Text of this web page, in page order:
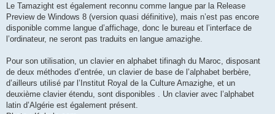
Le Tamazight est également reconnu comme langue par la Release
Preview de Windows 8 (version quasi définitive), mais n’est pas encore
disponible comme langue d’affichage, donc le bureau et l’interface de
l’ordinateur, ne seront pas traduits en langue amazighe.
Pour son utilisation, un clavier en alphabet tifinagh du Maroc, disposant
de deux méthodes d’entrée, un clavier de base de l’alphabet berbère,
d’ailleurs utilisé par l’Institut Royal de la Culture Amazighe, et un
deuxième clavier étendu, sont disponibles . Un clavier avec l’alphabet
latin d’Algérie est également présent.